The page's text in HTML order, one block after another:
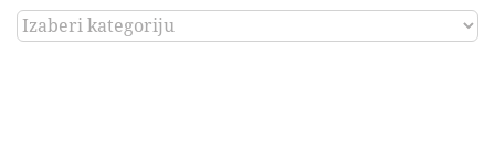
SVE
KATEGORIJE